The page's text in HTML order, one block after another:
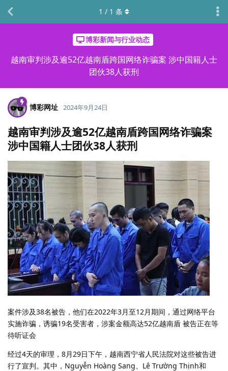
博彩新闻与行业动态
越南审判涉及逾52亿越南盾跨国网络诈骗案 涉中国籍人士
团伙38人获刑
1 / 1 条
博彩网址 2024年9月24日
越南审判涉及逾52亿越南盾跨国网络诈骗案
涉中国籍人士团伙38人获刑
案件涉及38名被告，他们在2022年3月至12月期间，通过网络平台
实施诈骗，诱骗19名受害者，涉案金额高达52亿越南盾 被告正在等
待听证会
经过4天的审理，8月29日下午，越南西宁省人民法院对这些被告进
行了宣判。其中，Nguyễn Hoàng Sang、Lê Trường Thịnh和